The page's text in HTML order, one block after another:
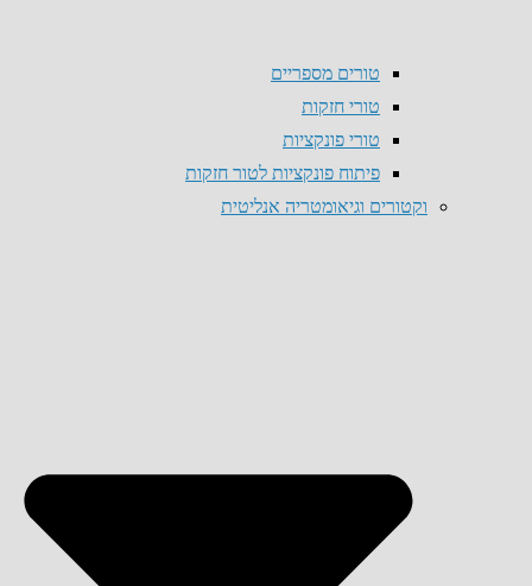
טורים מספריים
טורי חזקות
טורי פונקציות
פיתוח פונקציות לטור חזקות
וקטורים וגיאומטריה אנליטית